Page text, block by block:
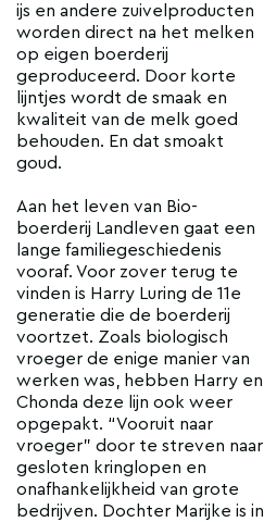
ijs en andere zuivelproducten
worden direct na het melken
op eigen boerderij
geproduceerd. Door korte
lijntjes wordt de smaak en
kwaliteit van de melk goed
behouden. En dat smoakt
goud.
Aan het leven van Bio-
boerderij Landleven gaat een
lange familiegeschiedenis
vooraf. Voor zover terug te
vinden is Harry Luring de 11e
generatie die de boerderij
voortzet. Zoals biologisch
vroeger de enige manier van
werken was, hebben Harry en
Chonda deze lijn ook weer
opgepakt. “Vooruit naar
vroeger” door te streven naar
gesloten kringlopen en
onafhankelijkheid van grote
bedrijven. Dochter Marijke is in